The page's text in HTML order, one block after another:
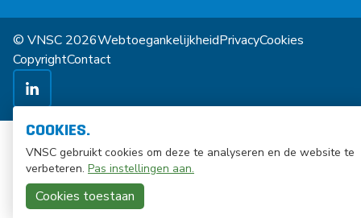
© VNSC 2026WebtoegankelijkheidPrivacyCookies
CopyrightContact
COOKIES.
VNSC gebruikt cookies om deze te analyseren en de website te
verbeteren. Pas instellingen aan.
Cookies toestaan